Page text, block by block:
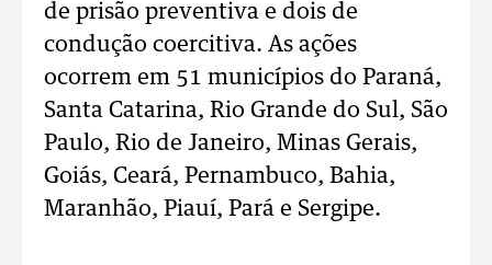
de prisão preventiva e dois de
condução coercitiva. As ações
ocorrem em 51 municípios do Paraná,
Santa Catarina, Rio Grande do Sul, São
Paulo, Rio de Janeiro, Minas Gerais,
Goiás, Ceará, Pernambuco, Bahia,
Maranhão, Piauí, Pará e Sergipe.